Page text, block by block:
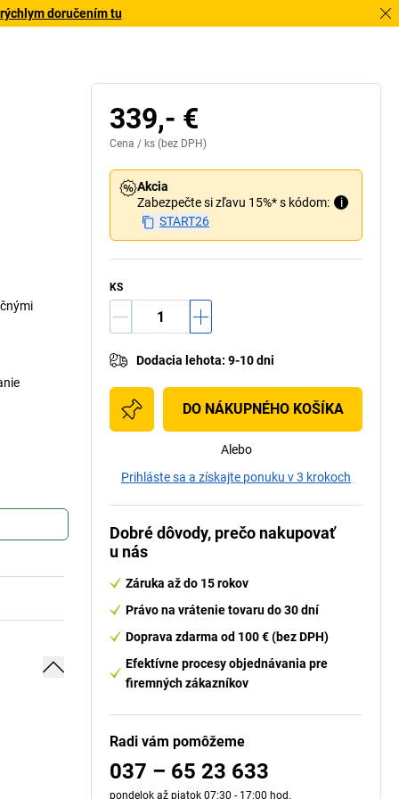
doručením tu
339,- €
Cena / ks (bez DPH)
Akcia
Zabezpečte si zľavu 15%* s kódom:
i
START26
KS
Dodacia lehota: 9-10 dni
DO NÁKUPNÉHO KOŠÍKA
Alebo
Prihláste sa a získajte ponuku v 3 krokoch
Dobré dôvody, prečo nakupovať
u nás
Záruka až do 15 rokov
Právo na vrátenie tovaru do 30 dní
Doprava zdarma od 100 € (bez DPH)
Efektívne procesy objednávania pre
firemných zákazníkov
Radi vám pomôžeme
037 – 65 23 633
pondelok až piatok 07:30 - 17:00 hod.